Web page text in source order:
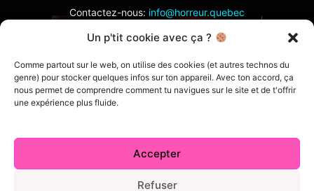
Un p'tit cookie avec ça ?
Comme partout sur le web, on utilise des cookies (et autres technos du
genre) pour stocker quelques infos sur ton appareil. Avec ton accord, ça
nous permet de comprendre comment tu navigues sur le site et de t'offrir
une expérience plus fluide.
Accepter
Refuser
Contactez-nous: info@horreur.quebec
SUIVEZ NOUS
Index